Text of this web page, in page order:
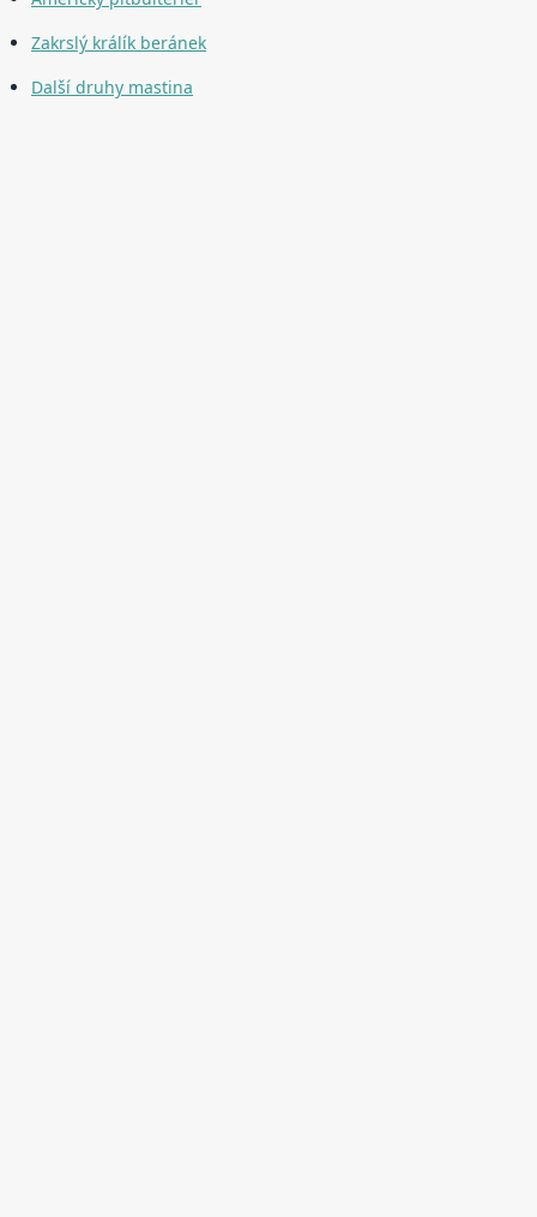
Zakrslý králík beránek
Další druhy mastina